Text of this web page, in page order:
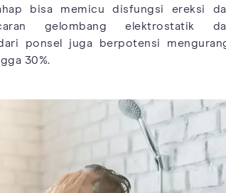
bisa memicu disfungsi ereksi
gelombang elektrostatik
ponsel juga berpotensi
30%.